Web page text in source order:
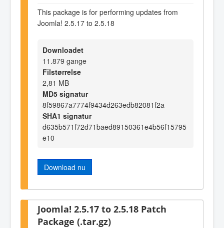
This package is for performing updates from
Joomla! 2.5.17 to 2.5.18
Downloadet
11.879 gange
Filstørrelse
2,81 MB
MD5 signatur
8f59867a7774f9434d263edb82081f2a
SHA1 signatur
d635b571f72d71baed89150361e4b56f15795
e10
Download nu
Joomla! 2.5.17 to 2.5.18 Patch
Package (.tar.gz)